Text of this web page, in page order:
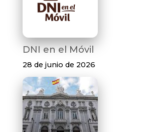
DNI en el Móvil
28 de junio de 2026